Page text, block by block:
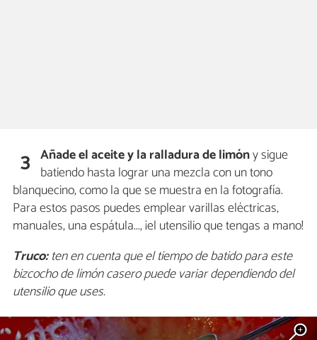
3 Añade el aceite y la ralladura de limóny sigue
batiendo hasta lograr una mezcla con un tono
blanquecino, como la que se muestra en la fotografía.
Para estos pasos puedes emplear varillas eléctricas,
manuales, una espátula..., ¡el utensilio que tengas a mano!
Truco:ten en cuenta que el tiempo de batido para este
bizcocho de limón casero puede variar dependiendo del
utensilio que uses.